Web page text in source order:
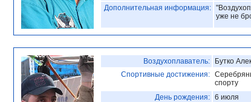
Дополнительная информация:
уже не
Воздухоплаватель:
Бутко
Спортивные достижения:
спорту
День рождения: 6 июля